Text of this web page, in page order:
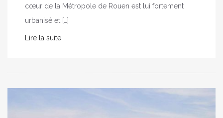
cœur de la Métropole de Rouen est lui fortement
urbanisé et […]
Lire la suite